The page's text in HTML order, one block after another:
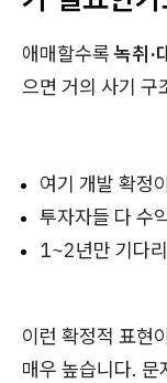
애매할수록녹취·
으면 거의 사기 구
여기 개발 확정
투자자들 다 수
1~2년만 기다
이런 확정적 표현
매우 높습니다. 문